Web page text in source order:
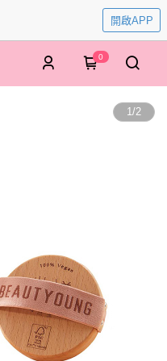
開啟APP
0
1/2